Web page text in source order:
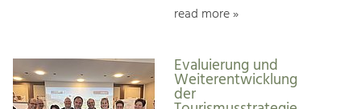
read more »
Evaluierung und
Weiterentwicklung
der